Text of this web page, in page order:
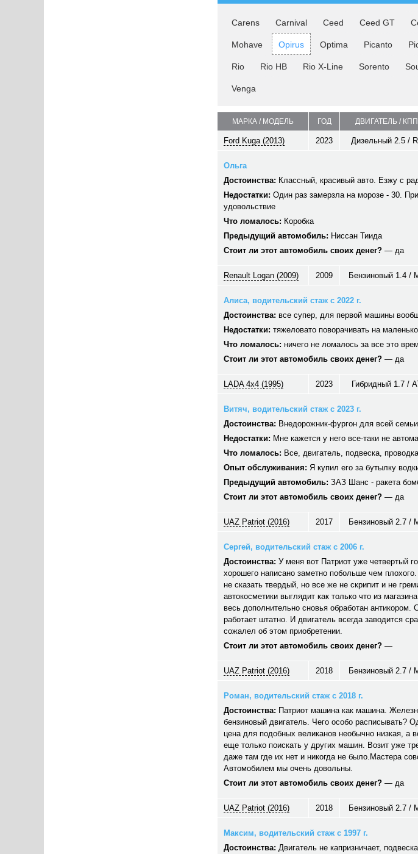
Carens Carnival Ceed Ceed GT
Mohave Opirus Optima Picanto
Rio Rio HB Rio X-Line Sorento
Venga
МАРКА / МОДЕЛЬ ГОД ДВИГАТЕЛЬ / КПП
Ford Kuga (2013) 2023 Дизельный 2.5 /
Ольга
Достоинства: Классный, красивый авто. Езжу с
Недостатки: Один раз замерзла на морозе - 30.
удовольствие
Что ломалось: Коробка
Предыдущий автомобиль: Ниссан Тиида
Стоит ли этот автомобиль своих денег? — да
Renault Logan (2009) 2009 Бензиновый 1.4 /
Алиса, водительский стаж с 2022 г.
Достоинства: все супер, для первой машины
Недостатки: тяжеловато поворачивать на
Что ломалось: ничего не ломалось за все это
Стоит ли этот автомобиль своих денег? — да
LADA 4x4 (1995) 2023 Гибридный 1.7 /
Витяч, водительский стаж с 2023 г.
Достоинства: Внедорожник-фургон для всей
Недостатки: Мне кажется у него все-таки не
Что ломалось: Все, двигатель, подвеска,
Опыт обслуживания: Я купил его за бутылку
Предыдущий автомобиль: ЗАЗ Шанс - ракета
Стоит ли этот автомобиль своих денег? — да
UAZ Patriot (2016) 2017 Бензиновый 2.7 /
Сергей, водительский стаж с 2006 г.
Достоинства: У меня вот Патриот уже четвертый
хорошего написано заметно побольше чем
не сказать твердый, но все же не скрипит и не
автокосметики выглядит как только что из
весь дополнительно сновья обработан
работает штатно. И двигатель всегда заводится
сожалел об этом приобретении.
Стоит ли этот автомобиль своих денег? —
UAZ Patriot (2016) 2018 Бензиновый 2.7 /
Роман, водительский стаж с 2018 г.
Достоинства: Патриот машина как машина.
бензиновый двигатель. Чего особо расписывать?
цена для подобных великанов необычно низкая, а
еще только поискать у других машин. Возит уже
даже там где их нет и никогда не было.Мастера
Автомобилем мы очень довольны.
Стоит ли этот автомобиль своих денег? — да
UAZ Patriot (2016) 2018 Бензиновый 2.7 /
Максим, водительский стаж с 1997 г.
Достоинства: Двигатель не капризничает,